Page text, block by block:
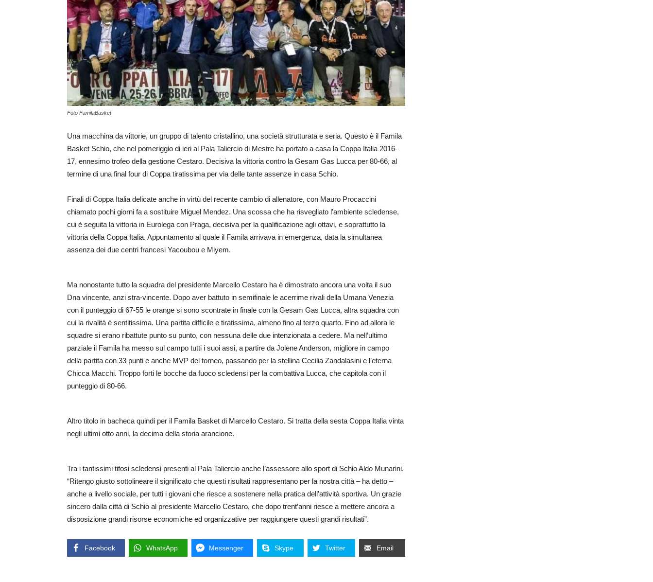
Foto FamilaBasket
Una macchina da vittorie, un gruppo di talento cristallino, una società strutturata e seria. Questo è il Famila
Basket Schio, che nel pomeriggio di ieri al Pala Taliercio di Mestre ha portato a casa la Coppa Italia 2016-
17, ennesimo trofeo della gestione Cestaro. Decisiva la vittoria contro la Gesam Gas Lucca per 80-66, al
termine di una final four di Coppa tiratissima per via delle tante assenze in casa Schio.
Finali di Coppa Italia delicate anche in virtù del recente cambio di allenatore, con Mauro Procaccini
chiamato pochi giorni fa a sostituire Miguel Mendez. Una scossa che ha risvegliato l’ambiente scledense,
cui è seguita la vittoria in Eurolega con Praga, decisiva per la qualificazione agli ottavi, e soprattutto la
vittoria della Coppa Italia. Appuntamento al quale il Famila arrivava in emergenza, data la simultanea
assenza dei due centri francesi Yacoubou e Miyem.
Ma nonostante tutto la squadra del presidente Marcello Cestaro ha è dimostrato ancora una volta il suo
Dna vincente, anzi stra-vincente. Dopo aver battuto in semifinale le acerrime rivali della Umana Venezia
con il punteggio di 67-55 le orange si sono scontrate in finale con la Gesam Gas Lucca, altra squadra con
cui la rivalità è sentitissima. Una partita difficile e tiratissima, almeno fino al terzo quarto. Fino ad allora le
squadre si erano ribattute punto su punto, con nessuna delle due intenzionata a cedere. Ma nell’ultimo
parziale il Famila ha messo sul campo tutti i suoi assi, a partire da Jolene Anderson, migliore in campo
della partita con 33 punti e anche MVP del torneo, passando per la stellina Cecilia Zandalasini e l’eterna
Chicca Macchi. Troppo forti le bocche da fuoco scledensi per la combattiva Lucca, che capitola con il
punteggio di 80-66.
Altro titolo in bacheca quindi per il Famila Basket di Marcello Cestaro. Si tratta della sesta Coppa Italia vinta
negli ultimi otto anni, la decima della storia arancione.
Tra i tantissimi tifosi scledensi presenti al Pala Taliercio anche l’assessore allo sport di Schio Aldo Munarini.
“Ritengo giusto sottolineare il significato che questi risultati rappresentano per la nostra città – ha detto –
anche a livello sociale, per tutti i giovani che riesce a sostenere nella pratica dell’attività sportiva. Un grazie
sincero dalla città di Schio al presidente Marcello Cestaro, che dopo trent’anni riesce a mettere ancora a
disposizione grandi risorse economiche ed organizzative per raggiungere questi grandi risultati”.
Facebook WhatsApp Messenger Skype Twitter Email